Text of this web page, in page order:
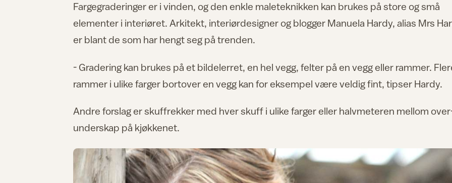
Fargegraderinger er i vinden, og den enkle maleteknikken kan brukes på store og små
elementer i interiøret. Arkitekt, interiørdesigner og blogger Manuela Hardy, alias Mrs
er blant de som har hengt seg på trenden.
- Gradering kan brukes på et bildelerret, en hel vegg, felter på en vegg eller rammer.
rammer i ulike farger bortover en vegg kan for eksempel være veldig fint, tipser Hardy.
Andre forslag er skuffrekker med hver skuff i ulike farger eller halvmeteren mellom
underskap på kjøkkenet.